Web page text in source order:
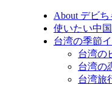
About デビち
使いたい中
台湾の季節
台湾の
台湾の
台湾旅